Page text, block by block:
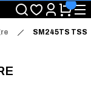
Kargo Avantajı!
Teslim."
Kaçırmayın!"SM245TS